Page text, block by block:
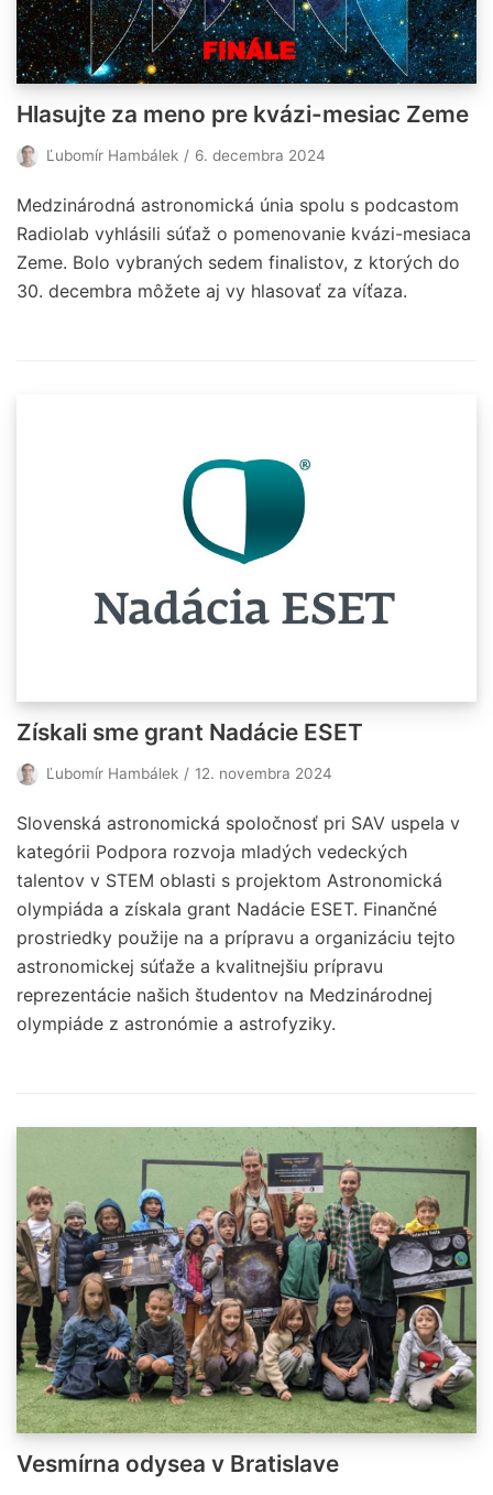
Hlasujte za meno pre kvázi-mesiac Zeme
Ľubomír Hambálek 6. decembra 2024
Medzinárodná astronomická únia spolu s podcastom
Radiolab vyhlásili súťaž o pomenovanie kvázi-mesiaca
Zeme. Bolo vybraných sedem finalistov, z ktorých do
30. decembra môžete aj vy hlasovať za víťaza.
Získali sme grant Nadácie ESET
Ľubomír Hambálek 12. novembra 2024
Slovenská astronomická spoločnosť pri SAV uspela v
kategórii Podpora rozvoja mladých vedeckých
talentov v STEM oblasti s projektom Astronomická
olympiáda a získala grant Nadácie ESET. Finančné
prostriedky použije na a prípravu a organizáciu tejto
astronomickej súťaže a kvalitnejšiu prípravu
reprezentácie našich študentov na Medzinárodnej
olympiáde z astronómie a astrofyziky.
Vesmírna odysea v Bratislave